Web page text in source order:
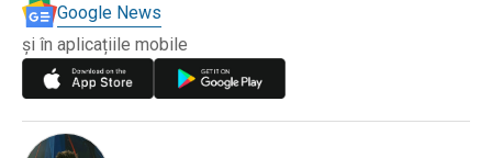
Google News
și în aplicațiile mobile